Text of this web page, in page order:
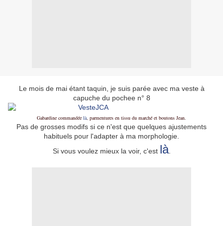
Le mois de mai étant taquin, je suis parée avec ma veste à
capuche du pochee n° 8
Gabardine commandée là, parmentures en tissu du marché et boutons Jean.
Pas de grosses modifs si ce n'est que quelques ajustements
habituels pour l'adapter à ma morphologie.
Si vous voulez mieux la voir, c'est là.